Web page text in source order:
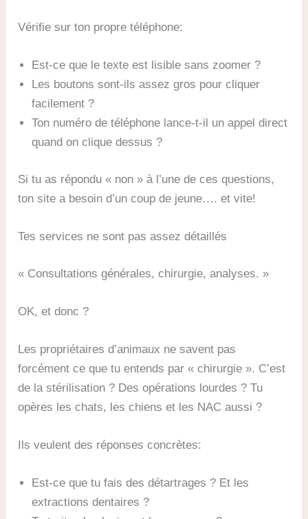
Vérifie sur ton propre téléphone:
Est-ce que le texte est lisible sans zoomer ?
Les boutons sont-ils assez gros pour cliquer
facilement ?
Ton numéro de téléphone lance-t-il un appel direct
quand on clique dessus ?
Si tu as répondu « non » à l’une de ces questions,
ton site a besoin d’un coup de jeune…. et vite!
Tes services ne sont pas assez détaillés
« Consultations générales, chirurgie, analyses. »
OK, et donc ?
Les propriétaires d’animaux ne savent pas
forcément ce que tu entends par « chirurgie ». C’est
de la stérilisation ? Des opérations lourdes ? Tu
opères les chats, les chiens et les NAC aussi ?
Ils veulent des réponses concrètes:
Est-ce que tu fais des détartrages ? Et les
extractions dentaires ?